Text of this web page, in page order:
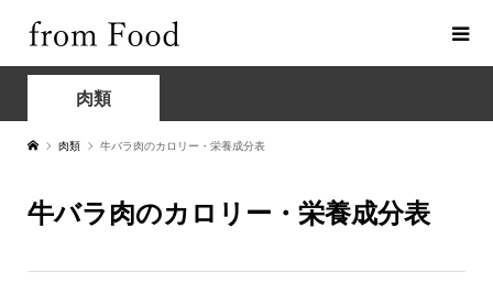
肉類
肉類 牛バラ肉のカロリー・栄養成分表
牛バラ肉のカロリー・栄養成分表